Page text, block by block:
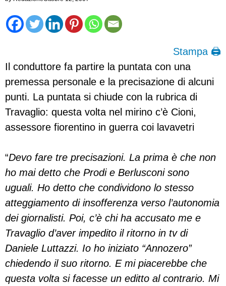
Stampa 🖨
Il conduttore fa partire la puntata con una
premessa personale e la precisazione di alcuni
punti. La puntata si chiude con la rubrica di
Travaglio: questa volta nel mirino c’è Cioni,
assessore fiorentino in guerra coi lavavetri
“Devo fare tre precisazioni. La prima è che non
ho mai detto che Prodi e Berlusconi sono
uguali. Ho detto che condividono lo stesso
atteggiamento di insofferenza verso l’autonomia
dei giornalisti. Poi, c’è chi ha accusato me e
Travaglio d’aver impedito il ritorno in tv di
Daniele Luttazzi. Io ho iniziato “Annozero”
chiedendo il suo ritorno. E mi piacerebbe che
questa volta si facesse un editto al contrario. Mi